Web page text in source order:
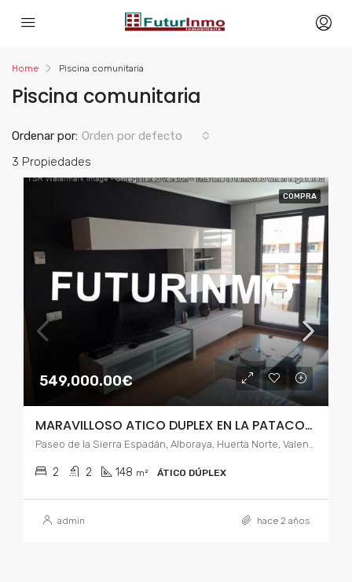
Home Piscina comunitaria
Piscina comunitaria
3 Propiedades
Ordenar por: Orden por defecto
COMPRA
549,000.00€
MARAVILLOSO ATICO DUPLEX EN LA PATACONA
Paseo de la Sierra Espadán, Alboraya, Huerta Norte, Valencia, Comunidad Valenciana, 46011, España
2 2 148 m² ÁTICO DÚPLEX
admin hace 2 años